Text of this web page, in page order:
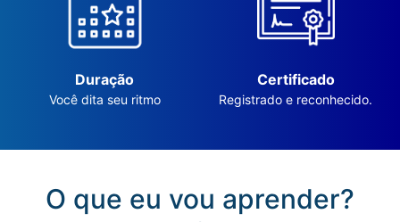
Duração
Você dita seu ritmo
Certificado
Registrado e reconhecido.
O que eu vou aprender?